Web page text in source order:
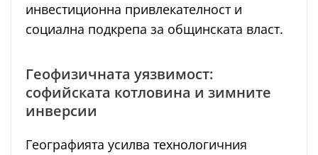
инвестиционна привлекателност и
социална подкрепа за общинската власт.
Геофизичната уязвимост:
софийската котловина и зимните
инверсии
Географията усилва технологичния